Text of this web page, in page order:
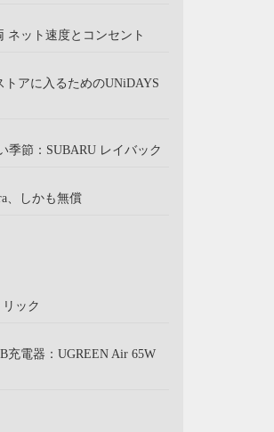
ネット速度とコンセント
トアに入るためのUNiDAYS
季節：SUBARU レイバック
、しかも無償
ック
充電器：UGREEN Air 65W